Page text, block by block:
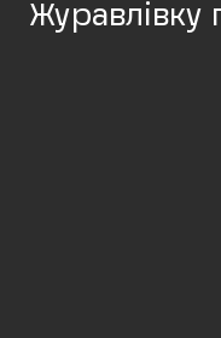
Журавлівку